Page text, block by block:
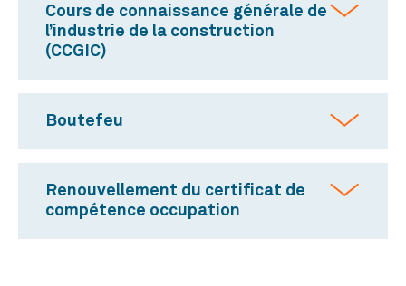
Cours de connaissance générale de
l’industrie de la construction
(CCGIC)
Boutefeu
Renouvellement du certificat de
compétence occupation